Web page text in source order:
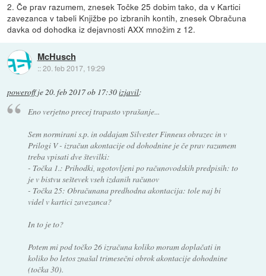
2. Če prav razumem, znesek Točke 25 dobim tako, da v Kartici
zavezanca v tabeli Knjižbe po izbranih kontih, znesek Obračuna
davka od dohodka iz dejavnosti AXX množim z 12.
McHusch
::20. feb 2017, 19:29
poweroffje 20. feb 2017 ob 17:30izjavil:
Eno verjetno precej trapasto vprašanje...
Sem normirani s.p. in oddajam Silvester Finneus obrazec in v
Prilogi V - izračun akontacije od dohodnine je če prav razumem
treba vpisati dve številki:
- Točka 1.: Prihodki, ugotovljeni po računovodskih predpisih: to
je v bistvu seštevek vseh izdanih računov
- Točka 25: Obračunana predhodna akontacija: tole naj bi
videl v kartici zavezanca?
In to je to?
Potem mi pod točko 26 izračuna koliko moram doplačati in
koliko bo letos znašal trimesečni obrok akontacije dohodnine
(točka 30).